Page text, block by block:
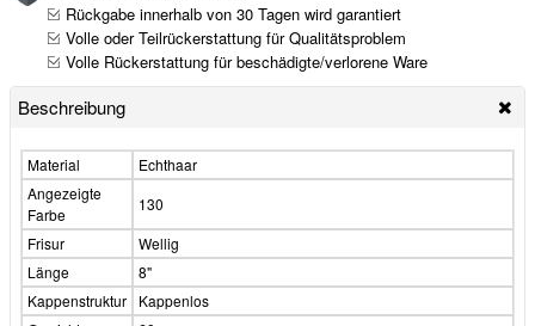
Rückgabe innerhalb von 30 Tagen wird garantiert
Volle oder Teilrückerstattung für Qualitätsproblem
Volle Rückerstattung für beschädigte/verlorene Ware
Beschreibung
Material
Echthaar
Angezeigte
Farbe
130
Frisur
Wellig
Länge
8"
Kappenstruktur
Kappenlos